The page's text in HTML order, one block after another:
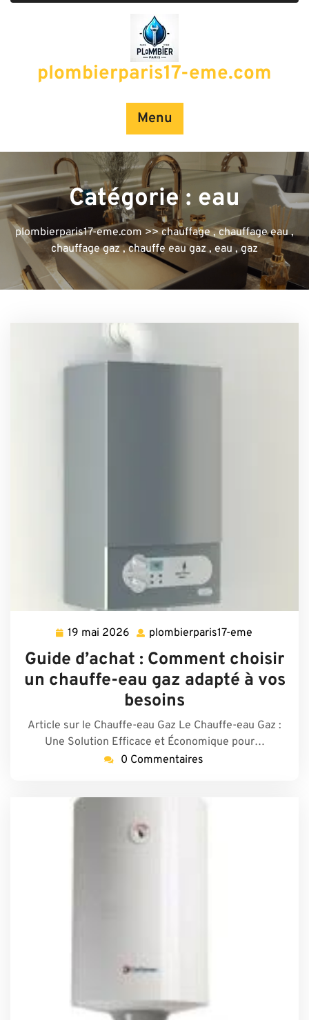
plombierparis17-eme.com
Menu
Catégorie : eau
plombierparis17-eme.com >>chauffage,chauffage eau,
chauffage gaz,chauffe eau gaz, eau ,gaz
19 mai 2026 19
mai
2026
plombierparis17-eme
eme
Guide d’achat : Comment choisir
un chauffe-eau gaz adapté à vos
besoins
Article sur le Chauffe-eau Gaz Le Chauffe-eau Gaz :
Une Solution Efficace et Économique pour…
0 Commentaires